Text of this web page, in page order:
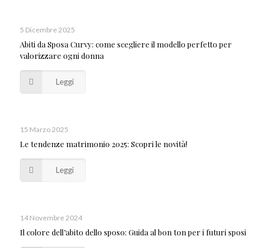
5 Dicembre 2025
Abiti da Sposa Curvy: come scegliere il modello perfetto per
valorizzare ogni donna
Leggi
15 Marzo 2025
Le tendenze matrimonio 2025: Scopri le novità!
Leggi
14 Novembre 2024
Il colore dell’abito dello sposo: Guida al bon ton per i futuri sposi